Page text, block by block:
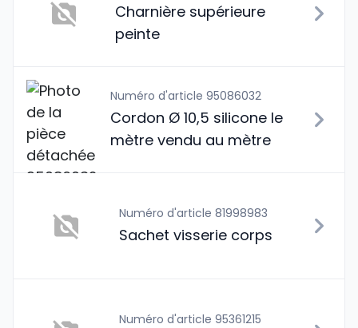
Charnière supérieure
peinte
Numéro d'article 95086032
Cordon Ø 10,5 silicone le
mètre vendu au mètre
Numéro d'article 81998983
Sachet visserie corps
Numéro d'article 95361215